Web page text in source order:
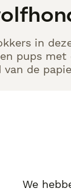
in
pups
van de
We